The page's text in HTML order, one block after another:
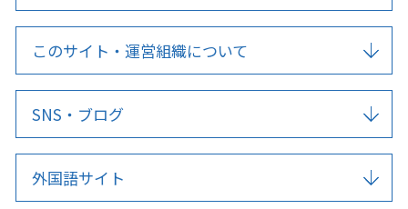
このサイト・運営組織について
SNS・ブログ
外国語サイト